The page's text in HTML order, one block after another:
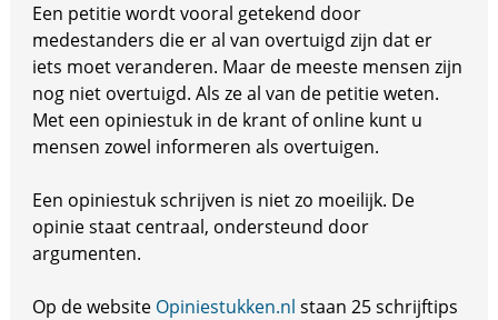
Een petitie wordt vooral getekend door
medestanders die er al van overtuigd zijn dat er
iets moet veranderen. Maar de meeste mensen zijn
nog niet overtuigd. Als ze al van de petitie weten.
Met een opiniestuk in de krant of online kunt u
mensen zowel informeren als overtuigen.
Een opiniestuk schrijven is niet zo moeilijk. De
opinie staat centraal, ondersteund door
argumenten.
Op de website Opiniestukken.nl staan 25 schrijftips